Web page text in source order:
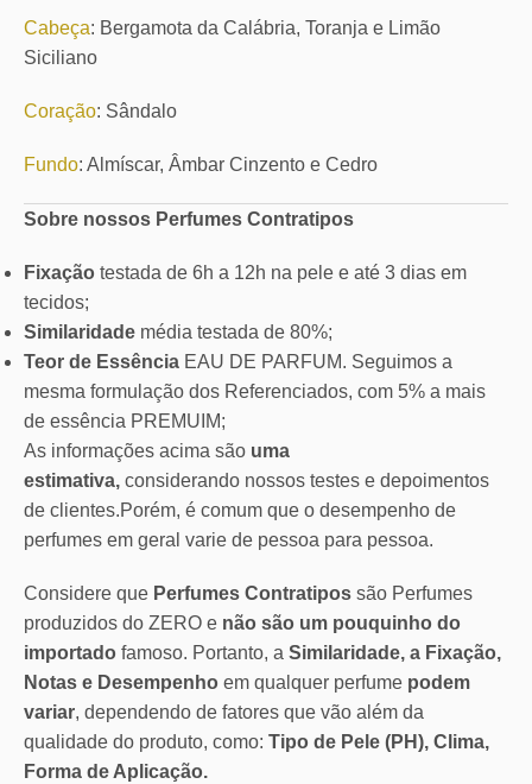
Cabeça: Bergamota da Calábria, Toranja e Limão
Siciliano
Coração: Sândalo
Fundo: Almíscar, Âmbar Cinzento e Cedro
Sobre nossos Perfumes Contratipos
Fixação testada de 6h a 12h na pele e até 3 dias em
tecidos;
Similaridade média testada de 80%;
Teor de Essência EAU DE PARFUM. Seguimos a
mesma formulação dos Referenciados, com 5% a mais
de essência PREMUIM;
As informações acima são uma
estimativa, considerando nossos testes e depoimentos
de clientes.Porém, é comum que o desempenho de
perfumes em geral varie de pessoa para pessoa.
Considere que Perfumes Contratipos são Perfumes
produzidos do ZERO e não são um pouquinho do
importado famoso. Portanto, a Similaridade, a Fixação,
Notas e Desempenho em qualquer perfume podem
variar, dependendo de fatores que vão além da
qualidade do produto, como: Tipo de Pele (PH), Clima,
Forma de Aplicação.